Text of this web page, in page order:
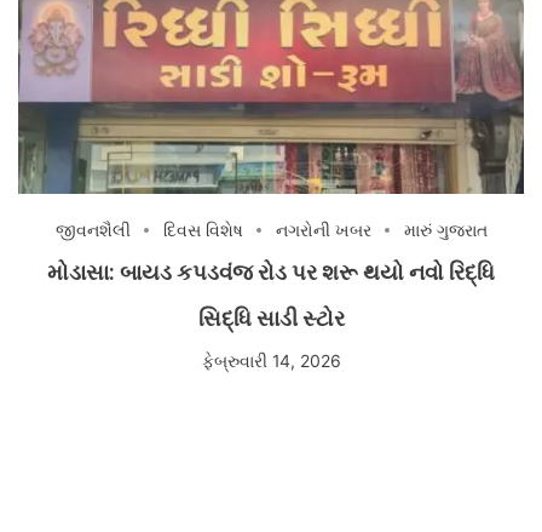
જીવનશૈલી દિવસ વિશેષ નગરોની ખબર મારું ગુજરાત
મોડાસા: બાયડ કપડવંજ રોડ પર શરૂ થયો નવો રિદ્ધિ
સિદ્ધિ સાડી સ્ટોર
ફેબ્રુવારી 14, 2026